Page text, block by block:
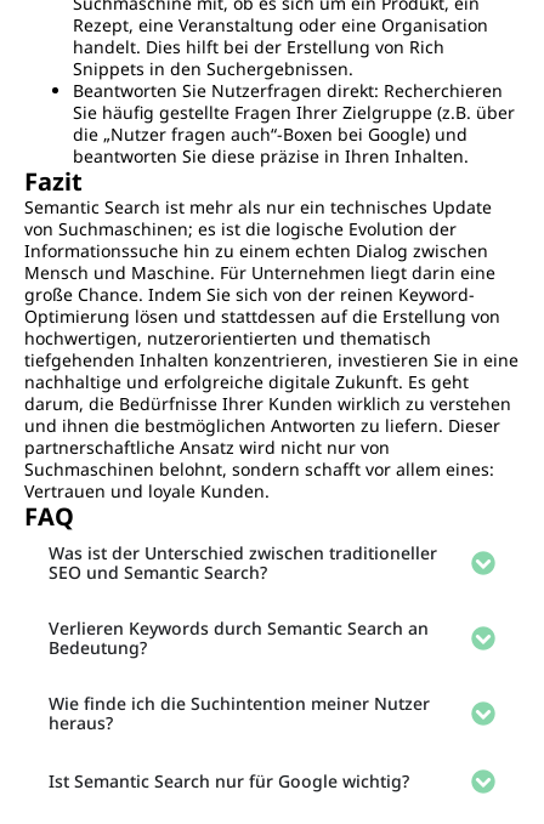
Rezept, eine Veranstaltung oder eine Organisation
handelt. Dies hilft bei der Erstellung von Rich
Snippets in den Suchergebnissen.
Beantworten Sie Nutzerfragen direkt: Recherchieren
Sie häufig gestellte Fragen Ihrer Zielgruppe (z.B. über
die „Nutzer fragen auch“-Boxen bei Google) und
beantworten Sie diese präzise in Ihren Inhalten.
Fazit
Semantic Search ist mehr als nur ein technisches Update
von Suchmaschinen; es ist die logische Evolution der
Informationssuche hin zu einem echten Dialog zwischen
Mensch und Maschine. Für Unternehmen liegt darin eine
große Chance. Indem Sie sich von der reinen Keyword-
Optimierung lösen und stattdessen auf die Erstellung von
hochwertigen, nutzerorientierten und thematisch
tiefgehenden Inhalten konzentrieren, investieren Sie in eine
nachhaltige und erfolgreiche digitale Zukunft. Es geht
darum, die Bedürfnisse Ihrer Kunden wirklich zu verstehen
und ihnen die bestmöglichen Antworten zu liefern. Dieser
partnerschaftliche Ansatz wird nicht nur von
Suchmaschinen belohnt, sondern schafft vor allem eines:
Vertrauen und loyale Kunden.
FAQ
Was ist der Unterschied zwischen traditioneller
SEO und Semantic Search?
Verlieren Keywords durch Semantic Search an
Bedeutung?
Wie finde ich die Suchintention meiner Nutzer
heraus?
Ist Semantic Search nur für Google wichtig?